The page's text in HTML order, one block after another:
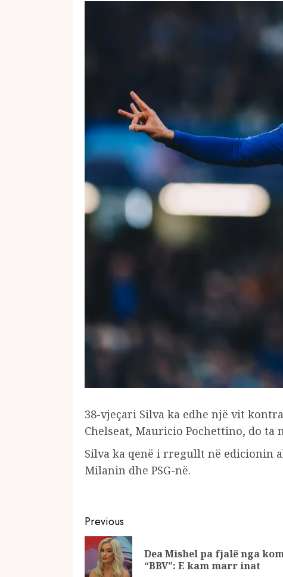
38-vjeçari Silva ka edhe një vit
Chelseat, Mauricio Pochettino, do
Silva ka qenë i rregullt në edicionin
Milanin dhe PSG-në.
Continue
Reading
Previous
Dea Mishel pa fjalë nga
“BBV”: E kam marr inat